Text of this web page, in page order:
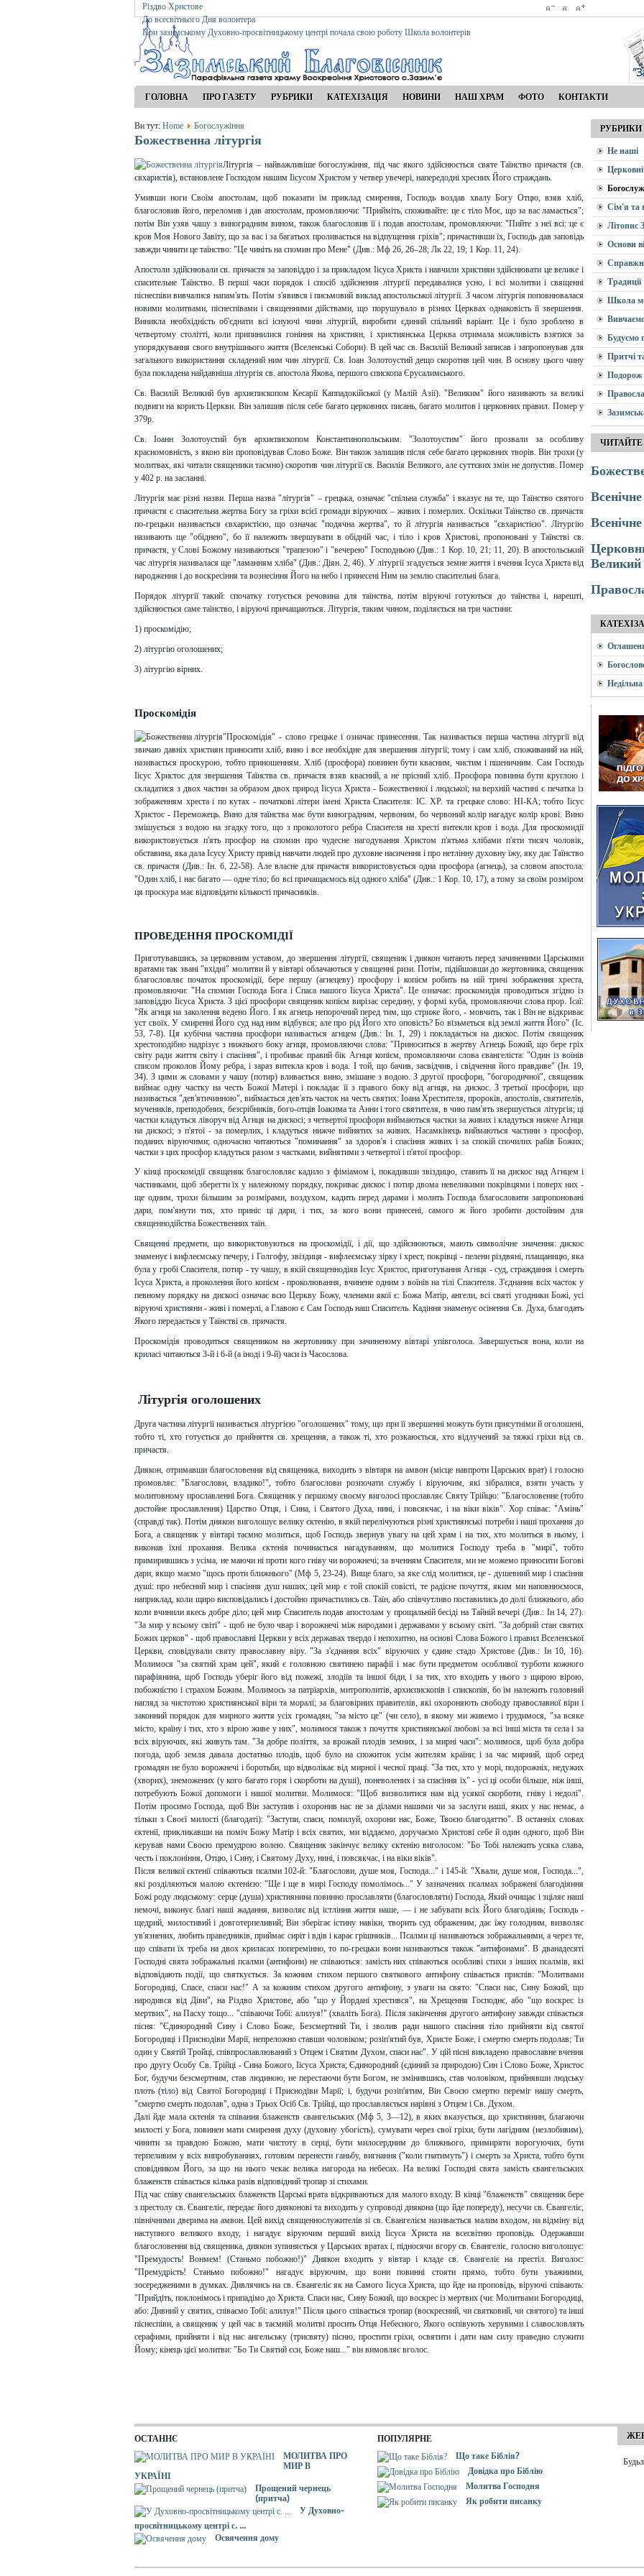
Різдво Христове
До всесвітнього Дня волонтера
При зазимському Духовно-просвітницькому центрі почала свою роботу Школа волонтерів
ГОЛОВНА ПРО ГАЗЕТУ РУБРИКИ КАТЕХІЗАЦІЯ НОВИНИ НАШ ХРАМ ФОТО КОНТАКТИ
Ви тут: Home Богослужіння
Божественна літургія
Літургія – найважливіше богослужіння, під час якого здійснюється святе Таїнство причастя (св.
євхаристія), встановлене Господом нашим Іісусом Христом у четвер увечері, напередодні хресних Його страждань.
Умивши ноги Своїм апостолам, щоб показати їм приклад смирення, Господь воздав хвалу Богу Отцю, взяв хліб,
благословив його, переломив і дав апостолам, промовляючи: "Прийміть, споживайте: це є тіло Моє, що за вас ламається";
потім Він узяв чашу з виноградним вином, також благословив її і подав апостолам, промовляючи: "Пийте з неї всі: це є
кров Моя Нового Завіту, що за вас і за багатьох проливається на відпущення гріхів"; причастивши їх, Господь дав заповідь
завжди чинити це таїнство: "Це чиніть на спомин про Мене" (Див.: Мф 26, 26–28; Лк 22, 19; 1 Кор. 11, 24).
Апостоли здійснювали св. причастя за заповіддю і за прикладом Іісуса Христа і навчили християн здійснювати це велике і
спасительне Таїнство. В перші часи порядок і спосіб здійснення літургії передавалися усно, і всі молитви і священні
піснеспіви вивчалися напам'ять. Потім з'явився і письмовий виклад апостольської літургії. З часом літургія поповнювалася
новими молитвами, піснеспівами і священними дійствами, що порушувало в різних Церквах однаковість її звершення.
Виникла необхідність об'єднати всі існуючі чини літургій, виробити єдиний спільний варіант. Це і було зроблено в
четвертому столітті, коли припинилися гоніння на християн, і християнська Церква отримала можливість взятися за
упорядкування свого внутрішнього життя (Вселенські Собори). В цей час св. Василій Великий записав і запропонував для
загального використання складений ним чин літургії. Св. Іоан Золотоустий дещо скоротив цей чин. В основу цього чину
була покладена найдавніша літургія св. апостола Якова, першого єпископа Єрусалимського.
Св. Василій Великий був архиєпископом Кесарії Каппадокійської (у Малій Азії). "Великим" його називають за великі
подвиги на користь Церкви. Він залишив після себе багато церковних писань, багато молитов і церковних правил. Помер у
379р.
Св. Іоанн Золотоустий був архиєпископом Константинопольським. "Золотоустим" його прозвали за особливу
красномовність, з якою він проповідував Слово Боже. Він також залишив після себе багато церковних творів. Він трохи (у
молитвах, які читали священики таємно) скоротив чин літургії св. Василія Великого, але суттєвих змін не допустив. Помер
у 402 р. на засланні.
Літургія має різні назви. Перша назва "літургія" – грецька, означає "спільна служба" і вказує на те, що Таїнство святого
причастя є спасительна жертва Богу за гріхи всієї громади віруючих – живих і померлих. Оскільки Таїнство св. причастя
по-грецьки називається євхаристією, що означає "подячна жертва", то й літургія називається "євхаристією". Літургію
називають ще "обіднею", бо її належить звершувати в обідній час, і тіло і кров Христові, пропоновані у Таїнстві св.
причастя, у Слові Божому називаються "трапезою" і "вечерею" Господньою (Див.: 1 Кор. 10, 21; 11, 20). В апостольський
час літургія називалася ще "ламанням хліба" (Див.: Діян. 2, 46). У літургії згадується земне життя і вчення Ісуса Христа від
народження і до воскресіння та вознесіння Його на небо і принесені Ним на землю спасительні блага.
Порядок літургії такий: спочатку готується речовина для таїнства, потім віруючі готуються до таїнства і, нарешті,
здійснюється саме таїнство, і віруючі причащаються. Літургія, таким чином, поділяється на три частини:
1) проскомідію;
2) літургію оголошених;
3) літургію вірних.
Проскомідія
"Проскомідія" - слово грецьке і означає принесення. Так називається перша частина літургії від
звичаю давніх християн приносити хліб, вино і все необхідне для звершення літургії; тому і сам хліб, споживаний на ній,
називається проскурою, тобто приношенням. Хліб (просфора) повинен бути квасним, чистим і пшеничним. Сам Господь
Іісус Христос для звершення Таїнства св. причастя взяв квасний, а не прісний хліб. Просфора повинна бути круглою і
складатися з двох частин за образом двох природ Іісуса Христа - Божественної і людської; на верхній частині є печатка із
зображенням хреста і по кутах - початкові літери імені Христа Спасителя: ІС. ХР. та грецьке слово: НІ-КА; тобто Іісус
Христос - Переможець. Вино для таїнства має бути виноградним, червоним, бо червоний колір нагадує колір крові. Вино
змішується з водою на згадку того, що з проколотого ребра Спасителя на хресті витекли кров і вода. Для проскомидії
використовується п'ять просфор на спомин про чудесне нагодування Христом п'ятьма хлібами п'яти тисяч чоловік,
обставина, яка дала Ісусу Христу привід навчати людей про духовне насичення і про нетлінну духовну їжу, яку дає Таїнство
св. причастя (Див.: Ін. б, 22-58). Але власне для причастя використовується одна просфора (агнець), за словом апостола:
"Один хліб, і нас багато — одне тіло; бо всі причащаємось від одного хліба" (Див.: 1 Кор. 10, 17), а тому за своїм розміром
ця проскура має відповідати кількості причасників.
ПРОВЕДЕННЯ ПРОСКОМІДІЇ
Приготувавшись, за церковним уставом, до звершення літургії, священик і диякон читають перед зачиненими Царськими
вратами так звані "вхідні" молитви й у вівтарі облачаються у священні ризи. Потім, підійшовши до жертовника, священик
благословляє початок проскомідії, бере першу (агнецеву) просфору і копієм робить на ній тричі зображення хреста,
промовляючи: "На спомин Господа Бога і Спаса нашого Іісуса Христа". Це означає: проскомидія проводиться згідно із
заповіддю Іісуса Христа. З цієї просфори священик копієм вирізає середину, у формі куба, промовляючи слова прор. Ісаї:
"Як агнця на заколення ведено Його. І як агнець непорочний перед тим, що стриже його, - мовчить, так і Він не відкриває
уст своїх. У смиренні Його суд над ним відбувся; але про рід Його хто оповість? Бо візьметься від землі життя Його" (Іс.
53, 7-8). Ця кубічна частина просфори називається агнцем (Див.: Ін. 1, 29) і покладається на дискос. Потім священик
хрестоподібно надрізує з нижнього боку агнця, промовляючи слова: "Приноситься в жертву Агнець Божий, що бере гріх
світу ради життя світу і спасіння", і пробиває правий бік Агнця копієм, промовляючи слова євангеліста: "Один із воїнів
списом проколов Йому ребра, і зараз витекла кров і вода. І той, що бачив, засвідчив, і свідчення його правдиве" (Ін. 19,
34). З цими ж словами у чашу (потир) вливається вино, змішане з водою. З другої просфори, "богородичної", священик
виймає одну частку на честь Божої Матері і покладає її з правого боку від агнця, на дискос. З третьої просфори, що
називається "дев'ятичинною", виймається дев'ять часток на честь святих: Іоана Хрестителя, пророків, апостолів, святителів,
мучеників, преподобних, безсрібників, бого-отців Іоакима та Анни і того святителя, в чию пам'ять звершується літургія; ці
частки кладуться ліворуч від Агнця на дискосі; з четвертої просфори виймаються частки за живих і кладуться нижче Агнця
на дискосі; з п'ятої - за померлих, і кладуться нижче вийнятих за живих. Насамкінець виймаються частини з просфор,
поданих віруючими; одночасно читаються "поминання" за здоров'я і спасіння живих і за спокій спочилих рабів Божих;
частки з цих просфор кладуться разом з частками, вийнятими з четвертої і п'ятої просфор.
У кінці проскомідії священик благословляє кадило з фіміамом і, покадивши звіздицю, ставить її на дискос над Агнцем і
частинками, щоб зберегти їх у належному порядку, покриває дискос і потир двома невеликими покрівцями і поверх них -
ще одним, трохи більшим за розмірами, воздухом, кадить перед дарами і молить Господа благословити запропоновані
дари, пом'янути тих, хто приніс ці дари, і тих, за кого вони принесені, самого ж його зробити достойним для
священнодійства Божественних таїн.
Священні предмети, що використовуються на проскомідії, і дії, що здійснюються, мають символічне значення: дискос
знаменує і вифлеємську печеру, і Голгофу, звіздиця - вифлеємську зірку і хрест, покрівці - пелени різдвяні, плащаницю, яка
була у гробі Спасителя, потир - ту чашу, в якій священнодіяв Ісус Христос, приготування Агнця - суд, страждання і смерть
Ісуса Христа, а проколення його копієм - проколювання, вчинене одним з воїнів на тілі Спасителя. З'єднання всіх часток у
певному порядку на дискосі означає всю Церкву Божу, членами якої є: Божа Матір, ангели, всі святі угодники Божі, усі
віруючі християни - живі і померлі, а Главою є Сам Господь наш Спаситель. Кадіння знаменує осінення Св. Духа, благодать
Якого передається у Таїнстві св. причастя.
Проскомідія проводиться священиком на жертовнику при зачиненому вівтарі упівголоса. Завершується вона, коли на
криласі читаються 3-й і 6-й (а іноді і 9-й) часи із Часослова.
Літургія оголошених
Друга частина літургії називається літургією "оголошених" тому, що при її звершенні можуть бути присутніми й оголошені,
тобто ті, хто готується до прийняття св. хрещення, а також ті, хто розкаюється, хто відлучений за тяжкі гріхи від св.
причастя.
Диякон, отримавши благословення від священика, виходить з вівтаря на амвон (місце навпроти Царських врат) і голосно
промовляє: "Благослови, владико!", тобто благослови розпочати службу і віруючим, які зібралися, взяти участь у
молитовному прославленні Бога. Священик у першому своєму виголосі прославляє Святу Трійцю: "Благословенне (тобто
достойне прославлення) Царство Отця, і Сина, і Святого Духа, нині, і повсякчас, і на віки віків". Хор співає: "Амінь"
(справді так). Потім диякон виголошує велику єктенію, в якій перелічуються різні християнські потреби і наші прохання до
Бога, а священик у вівтарі таємно молиться, щоб Господь звернув увагу на цей храм і на тих, хто молиться в ньому, і
виконав їхні прохання. Велика єктенія починається нагадуванням, що молитися Господу треба в "мирі", тобто
примирившись з усіма, не маючи ні проти кого гніву чи ворожнечі; за вченням Спасителя, ми не можемо приносити Богові
дари, якщо маємо "щось проти ближнього" (Мф 5, 23-24). Вище благо, за яке слід молитися, це - душевний мир і спасіння
душі: про небесний мир і спасіння душ наших; цей мир є той спокій совісті, те радісне почуття, яким ми наповнюємося,
наприклад, коли щиро висповідались і достойно причастились св. Таїн, або співчутливо поставились до долі ближнього, або
коли вчинили якесь добре діло; цей мир Спаситель подав апостолам у прощальній бесіді на Тайній вечері (Див.: Ін 14, 27).
"За мир у всьому світі" - щоб не було чвар і ворожнечі між народами і державами у всьому світі. "За добрий стан святих
Божих церков" - щоб православні Церкви у всіх державах твердо і непохитно, на основі Слова Божого і правил Вселенської
Церкви, сповідували святу православну віру. "За з'єднання всіх" віруючих у єдине стадо Христове (Див.: Ін 10, 16).
Молимося "за святий храм цей", який є головною святинею парафії і має бути предметом особливої турботи кожного
парафіянина, щоб Господь уберіг його від пожежі, злодіїв та іншої біди, і за тих, хто входить у нього з щирою вірою,
побожністю і страхом Божим. Молимось за патріархів, митрополитів, архиєпископів і єпископів, бо їм належить головний
нагляд за чистотою християнської віри та моралі; за благовірних правителів, які охороняють свободу православної віри і
законний порядок для мирного життя усіх громадян, "за місто це" (чи село), в якому ми живемо і трудимося, "за всяке
місто, країну і тих, хто з вірою живе у них", молимося також з почуття християнської любові за всі інші міста та села і за
всіх віруючих, які живуть там. "За добре поліття, за врожай плодів земних, і за мирні часи": молимося, щоб була добра
погода, щоб земля давала достатньо плодів, щоб було на спожиток усім жителям країни; і за час мирний, щоб серед
громадян не було ворожнечі і боротьби, що відволікає від мирної і чесної праці. "За тих, хто у морі, подорожніх, недужих
(хворих), знеможених (у кого багато горя і скорботи на душі), поневолених і за спасіння їх" - усі ці особи більше, ніж інші,
потребують Божої допомоги і нашої молитви. Молимося: "Щоб визволитися нам від усякої скорботи, гніву і недолі".
Потім просимо Господа, щоб Він заступив і охоронив нас не за ділами нашими чи за заслуги наші, яких у нас немає, а
тільки з Своєї милості (благодаті): "Заступи, спаси, помилуй, охорони нас, Боже, Твоєю благодаттю". В останніх словах
єктенії, прикликавши на поміч Божу Матір і всіх святих, ми віддаємо, доручаємо Христові себе й один одного, щоб Він
керував нами Своєю премудрою волею. Священик закінчує велику єктенію виголосом: "Бо Тобі належить усяка слава,
честь і поклоніння, Отцю, і Сину, і Святому Духу, нині, і повсякчас, і на віки віків".
Після великої єктенії співаються псалми 102-й: "Благослови, душе моя, Господа..." і 145-й: "Хвали, душе моя, Господа...",
які розділяються малою єктенією: "Ще і ще в мирі Господу помолімось..." У зазначених псалмах зображені благодіяння
Божі роду людському: серце (душа) християнина повинно прославляти (благословляти) Господа, Який очищає і зціляє наші
немочі, виконує благі наші жадання, визволяє від істління життя наше, — і не забувати всіх Його благодіянь; Господь -
щедрий, милостивий і довготерпеливий; Він зберігає істину навіки, творить суд ображеним, дає їжу голодним, визволяє
ув'язнених, любить праведників, приймає сиріт і вдів і карає грішників... Псалми ці називаються зображальними, а через те,
що співати їх треба на двох криласах поперемінно, то по-грецьки вони називаються також "антифонами". В дванадесяті
Господні свята зображальні псалми (антифони) не співаються: замість них співаються особливі стихи з інших псалмів, які
відповідають події, що святкується. За кожним стихом першого святкового антифону співається приспів: "Молитвами
Богородиці, Спасе, спаси нас!" А за кожним стихом другого антифону, з уваги на свято: "Спаси нас, Сину Божий, що
народився від Діви", на Різдво Христове, або "що у Йордані хрестився", на Хрещення Господнє, або "що воскрес із
мертвих", на Пасху тощо... "співаючи Тобі: алилуя!" (хваліть Бога). Після закінчення другого антифону завжди співається
пісня: "Єдинородний Сину і Слово Боже, Безсмертний Ти, і зволив ради нашого спасіння тіло прийняти від святої
Богородиці і Приснодіви Марії, непреложно ставши чоловіком; розіп'ятий був, Христе Боже, і смертю смерть подолав; Ти
один у Святій Тройці, співпрославлюваний з Отцем і Святим Духом, спаси нас". У цій пісні викладено православне вчення
про другу Особу Св. Трійці - Сина Божого, Іісуса Христа; Єдинородний (єдиний за природою) Син і Слово Боже, Христос
Бог, будучи безсмертним, став людиною, не перестаючи бути Богом, не змінившись, став чоловіком, прийнявши людську
плоть (тіло) від Святої Богородиці і Приснодіви Марії; і, будучи розіп'ятим, Він Своєю смертю переміг нашу смерть,
"смертю смерть подолав", одна з Трьох Осіб Св. Трійці, що прославляється нарівні з Отцем і Св. Духом.
Далі йде мала єктенія та співання блаженств євангельських (Мф 5, 3—12), в яких вказується, що християнин, благаючи
милості у Бога, повинен мати смирення духу (духовну убогість), сумувати через свої гріхи, бути лагідним (незлобивим),
чинити за правдою Божою, мати чистоту в серці, бути милосердним до ближнього, примиряти ворогуючих, бути
терпеливим у всіх випробуваннях, готовим перенести ганьбу, вигнання ("коли гнатимуть") і смерть за Христа, тобто бути
сповідником Його, за що на нього чекає велика нагорода на небесах. На великі Господні свята замість євангельських
блаженств співається кілька разів відповідний тропар зі стихами.
Під час співу євангельських блаженств Царські врата відкриваються для малого входу. В кінці "блаженств" священик бере
з престолу св. Євангеліє, передає його дияконові та виходить у супроводі диякона (що йде попереду), несучи св. Євангеліє,
північними дверима на амвон. Цей вихід священнослужителів зі св. Євангелієм називається малим входом, на відміну від
наступного великого входу, і нагадує віруючим перший вихід Іісуса Христа на всесвітню проповідь. Одержавши
благословення від священика, диякон зупиняється у Царських вратах і, підносячи вгору св. Євангеліє, голосно виголошує:
"Премудость! Вонмем! (Станьмо побожно!)" Диякон входить у вівтар і кладе св. Євангеліє на престіл. Виголос:
"Премудрість! Станьмо побожно!" нагадує віруючим, що вони повинні стояти прямо, тобто бути уважними,
зосередженими в думках. Дивлячись на св. Євангеліє як на Самого Іісуса Христа, що йде на проповідь, віруючі співають:
"Прийдіть, поклонімось і припадімо до Христа. Спаси нас, Сину Божий, що воскрес із мертвих (чи: Молитвами Богородиці,
або: Дивний у святих, співаємо Тобі: алилуя!" Після цього співається тропар (воскресний, чи святковий, чи святого) та інші
піснеспіви, а священик у цей час в таємній молитві просить Отця Небесного, Якого оспівують херувими і славословлять
серафими, прийняти і від нас ангельську (трисвяту) пісню, простити гріхи, освятити і дати нам силу праведно служити
Йому; кінець цієї молитви: "Бо Ти Святий єси, Боже наш..." він вимовляє вголос.
РУБРИКИ
Не наші
Сім'я та
Літопис
Основи
Традиції
Школа
Будуємо
Притчі
Подорож
Великий
ОСТАННЄ
МОЛИТВА ПРО
МИР В
УКРАЇНІ
Прощений чернець
(притча)
У Духовно-
просвітницькому центрі с. ...
Освячення дому
ПОПУЛЯРНЕ
Що таке Біблія?
Довідка про Біблію
Молитва Господня
Як робити писанку